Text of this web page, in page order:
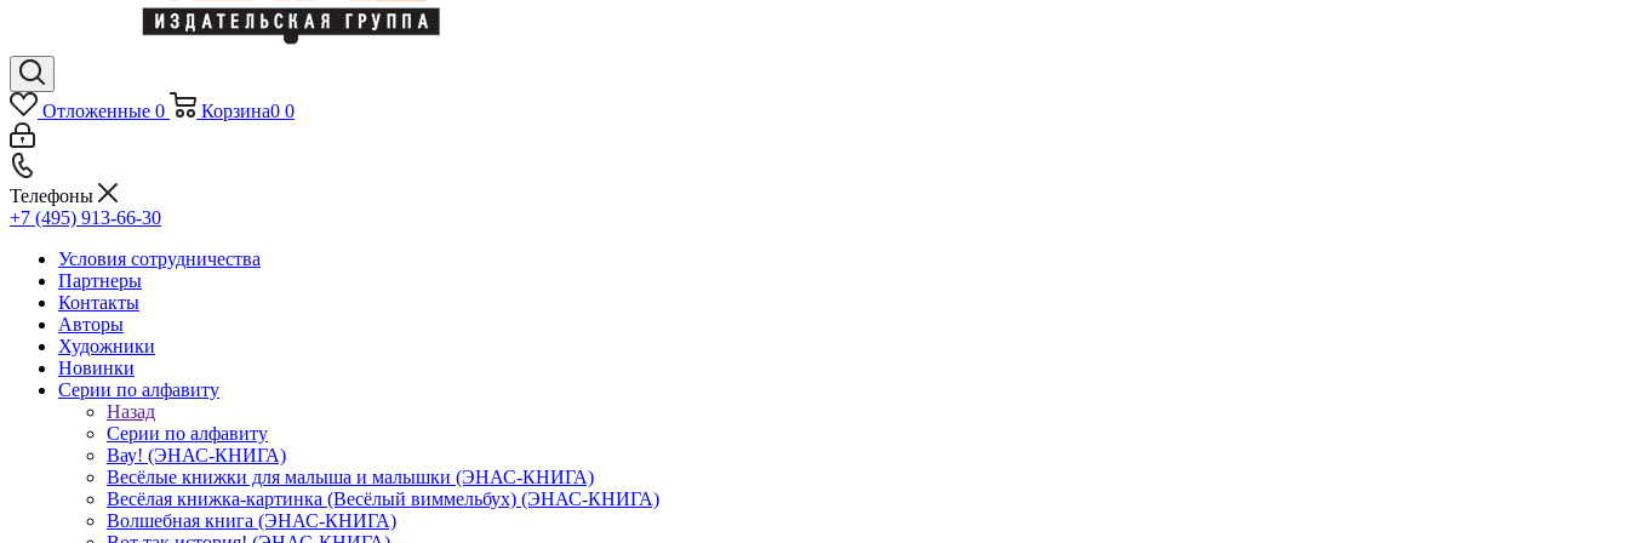
Отложенные 0 Корзина0 0
Телефоны
+7 (495) 913-66-30
Условия сотрудничества
Партнеры
Контакты
Авторы
Художники
Новинки
Серии по алфавиту
Назад
Серии по алфавиту
Вау! (ЭНАС-КНИГА)
Весёлые книжки для малыша и малышки (ЭНАС-КНИГА)
Весёлая книжка-картинка (Весёлый виммельбух) (ЭНАС-КНИГА)
Волшебная книга (ЭНАС-КНИГА)